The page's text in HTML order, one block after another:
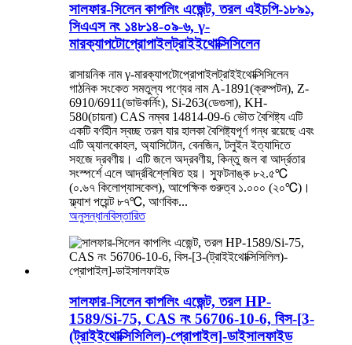
সালফার-সিলেন কাপলিং এজেন্ট, তরল এইচপি-১৮৯১,
সিএএস নং ১৪৮১৪-০৯-৬, γ-
মারক্যাপটোপ্রোপাইলট্রাইইথোক্সিসিলেন
রাসায়নিক নাম γ-মারক্যাপটোপ্রোপাইলট্রাইইথোক্সিসিলেন
গাঠনিক সংকেত সমতুল্য পণ্যের নাম A-1891(ক্রম্পটন), Z-
6910/6911(ডাউকর্নিং), Si-263(ডেগুসা), KH-
580(চায়না) CAS নম্বর 14814-09-6 ভৌত বৈশিষ্ট্য এটি
একটি বর্ণহীন স্বচ্ছ তরল যার হালকা বৈশিষ্ট্যপূর্ণ গন্ধ রয়েছে এবং
এটি অ্যালকোহল, অ্যাসিটোন, বেনজিন, টলুইন ইত্যাদিতে
সহজে দ্রবণীয়। এটি জলে অদ্রবণীয়, কিন্তু জল বা আর্দ্রতার
সংস্পর্শে এলে আর্দ্রবিশ্লেষিত হয়। স্ফুটনাঙ্ক ৮২.৫℃
(০.৬৭ কিলোপ্যাসকেল), আপেক্ষিক গুরুত্ব ১.০০০ (২০℃)।
ফ্ল্যাশ পয়েন্ট ৮৭℃, আণবিক...
অনুসন্ধানবিস্তারিত
সালফার-সিলেন কাপলিং এজেন্ট, তরল HP-
1589/Si-75, CAS নং 56706-10-6, বিস-[3-
(ট্রাইইথোক্সিসিলিল)-প্রোপাইল]-ডাইসালফাইড